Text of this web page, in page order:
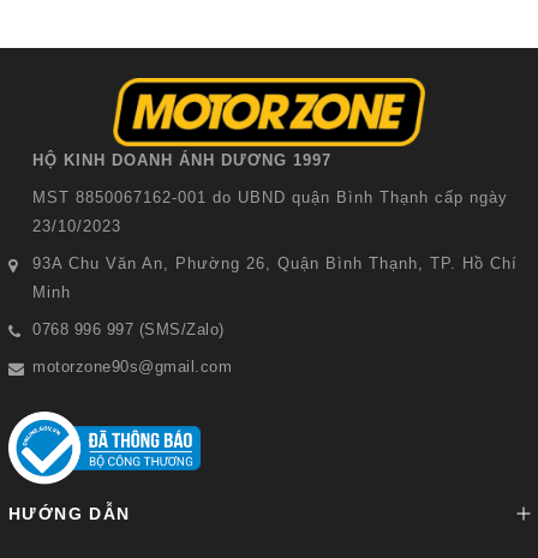
HỘ KINH DOANH ÁNH DƯƠNG 1997
MST 8850067162-001 do UBND quận Bình Thạnh cấp ngày
23/10/2023
93A Chu Văn An, Phường 26, Quận Bình Thạnh, TP. Hồ Chí
Minh
0768 996 997 (SMS/Zalo)
motorzone90s@gmail.com
HƯỚNG DẪN